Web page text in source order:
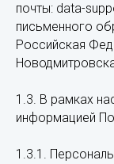
почты: data-
письменного
Российская
1.3. В рамках
информацией
1.3.1.